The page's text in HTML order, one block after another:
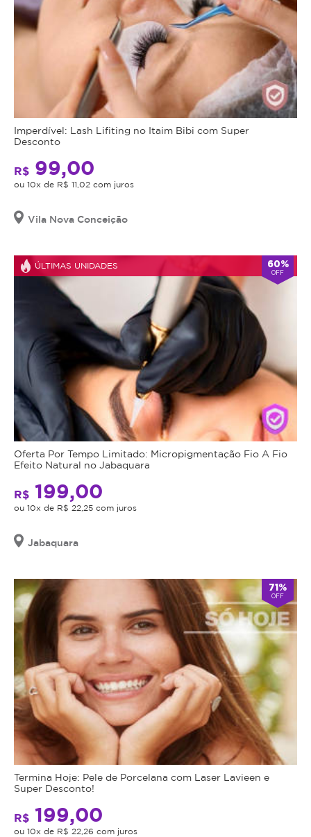
Imperdível: Lash Lifiting no Itaim Bibi com Super
Desconto
R$ 99,00
ou 10x de R$ 11,02 com juros
Vila Nova Conceição
ÚLTIMAS UNIDADES 60%
OFF
Oferta Por Tempo Limitado: Micropigmentação Fio A Fio
Efeito Natural no Jabaquara
R$ 199,00
ou 10x de R$ 22,25 com juros
Jabaquara
71%
OFF
Termina Hoje: Pele de Porcelana com Laser Lavieen e
Super Desconto!
R$ 199,00
ou 10x de R$ 22,26 com juros